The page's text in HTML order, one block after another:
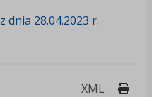
dnia 28.04.2023 r.
XML